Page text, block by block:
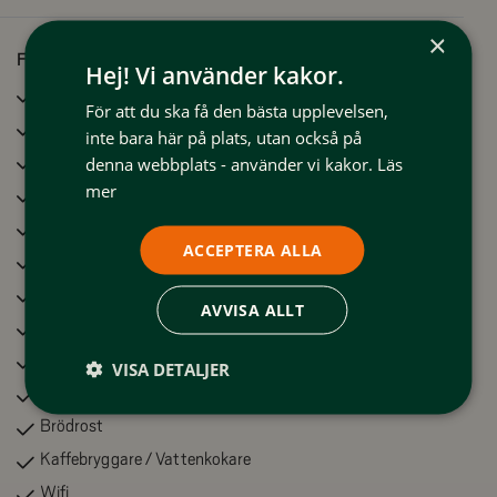
Stugan är utrustad för självhushåll
Faciliteter
Tvättmaskin
Kylskåp
Braskamin/Öppen spis
Uteplats
Brödrost
Kaffebryggare / Vattenkokare
Wifi
×
Hej! Vi använder kakor.
För att du ska få den bästa upplevelsen,
inte bara här på plats, utan också på
denna webbplats - använder vi kakor. Läs
mer
ACCEPTERA ALLA
AVVISA ALLT
VISA DETALJER